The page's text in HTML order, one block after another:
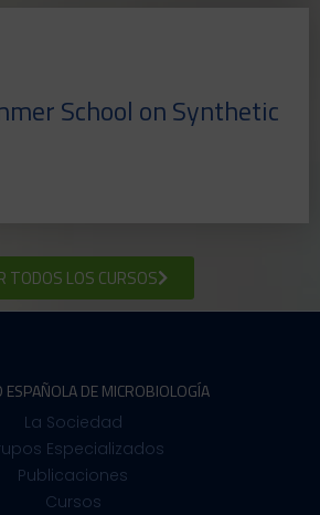
School on Synthetic
TODOS LOS CURSOS
ESPAÑOLA DE MICROBIOLOGÍA
La Sociedad
Especializados
Publicaciones
Cursos